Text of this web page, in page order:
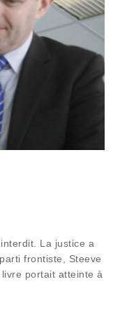
La justice a
frontiste, Steeve
portait atteinte à